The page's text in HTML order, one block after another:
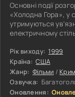
Основні події
«Холодна Гора», у
утримуються
електричному
тюремником тут
роки важкої
серійними
страшних лих.
атмосферу, що
Рік виходу: 1999
Країна: США
Жанр: Фільми /
Озвучка:
Оновлення: